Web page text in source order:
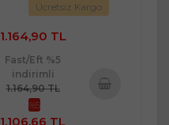
Ücretsiz Kargo
1.164,90 TL
Fast/Eft %5
indirimli
1.164,90 TL
%5
1.106,66 TL